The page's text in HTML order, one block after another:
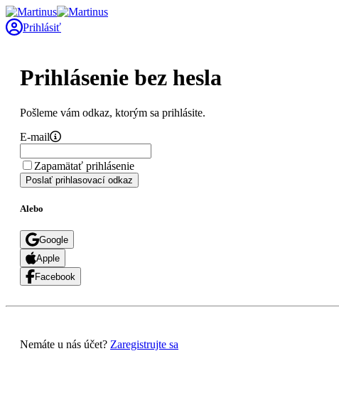
Prihlásiť
Prihlásenie bez hesla
Pošleme vám odkaz, ktorým sa prihlásite.
E-mail
Zapamätať prihlásenie
Poslať prihlasovací odkaz
Alebo
Google
Apple
Facebook
Nemáte u nás účet? Zaregistrujte sa